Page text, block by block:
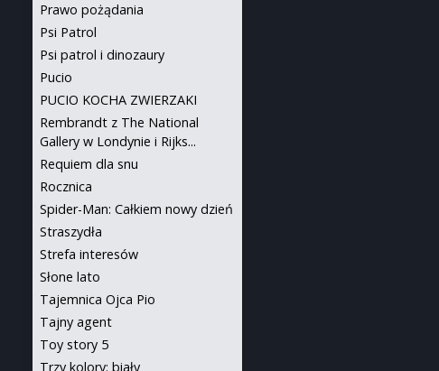
Prawo pożądania
Psi Patrol
Psi patrol i dinozaury
Pucio
PUCIO KOCHA ZWIERZAKI
Rembrandt z The National
Gallery w Londynie i Rijks...
Requiem dla snu
Rocznica
Spider-Man: Całkiem nowy dzień
Straszydła
Strefa interesów
Słone lato
Tajemnica Ojca Pio
Tajny agent
Toy story 5
Trzy kolory: biały